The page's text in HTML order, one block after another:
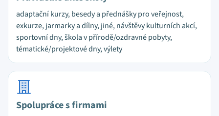
adaptační kurzy, besedy a přednášky pro veřejnost,
exkurze, jarmarky a dílny, jiné, návštěvy kulturních akcí,
sportovní dny, škola v přírodě/ozdravné pobyty,
tématické/projektové dny, výlety
Spolupráce s firmami